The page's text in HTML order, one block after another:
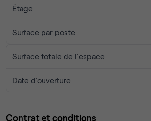
Étage
Surface par poste
Surface totale de l'espace
Date d'ouverture
Contrat et conditions